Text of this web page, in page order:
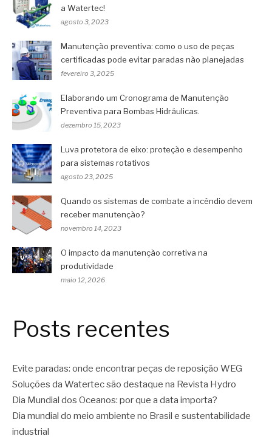
a Watertec!
agosto 3, 2023
Manutenção preventiva: como o uso de peças
certificadas pode evitar paradas não planejadas
fevereiro 3, 2025
Elaborando um Cronograma de Manutenção
Preventiva para Bombas Hidráulicas.
dezembro 15, 2023
Luva protetora de eixo: proteção e desempenho
para sistemas rotativos
agosto 23, 2025
Quando os sistemas de combate a incêndio devem
receber manutenção?
novembro 14, 2023
O impacto da manutenção corretiva na
produtividade
maio 12, 2026
Posts recentes
Evite paradas: onde encontrar peças de reposição WEG
Soluções da Watertec são destaque na Revista Hydro
Dia Mundial dos Oceanos: por que a data importa?
Dia mundial do meio ambiente no Brasil e sustentabilidade
industrial